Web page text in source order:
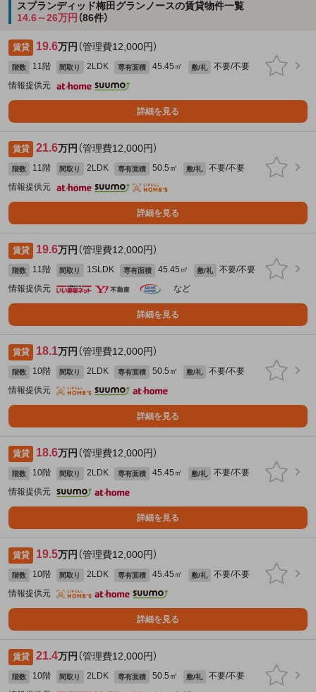
スプランディッド梅田グランノースの賃貸物件一覧
14.6～26万円 （86件）
賃貸 19.6万円 （管理費12,000円）
階数 11階 間取り 2LDK 専有面積 45.45㎡ 敷/礼
不要/不要
情報提供元
詳細を見る
賃貸 21.6万円 （管理費12,000円）
階数 11階 間取り 2LDK 専有面積 50.5㎡ 敷/礼
不要/不要
情報提供元
詳細を見る
賃貸 19.6万円 （管理費12,000円）
階数 11階 間取り 1SLDK 専有面積 45.45㎡ 敷/礼
不要/不要
情報提供元
など
詳細を見る
賃貸 18.1万円 （管理費12,000円）
階数 10階 間取り 2LDK 専有面積 50.5㎡ 敷/礼
不要/不要
情報提供元
詳細を見る
賃貸 18.6万円 （管理費12,000円）
階数 10階 間取り 2LDK 専有面積 45.45㎡ 敷/礼
不要/不要
情報提供元
詳細を見る
賃貸 19.5万円 （管理費12,000円）
階数 10階 間取り 2LDK 専有面積 45.45㎡ 敷/礼
不要/不要
情報提供元
詳細を見る
賃貸 21.4万円 （管理費12,000円）
階数 10階 間取り 2LDK 専有面積 50.5㎡ 敷/礼
不要/不要